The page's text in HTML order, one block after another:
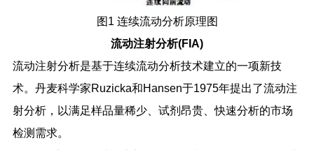
图1 连续流动分析原理图
流动注射分析(FIA)
流动注射分析是基于连续流动分析技术建立的一项新技
术。丹麦科学家Ruzicka和Hansen于1975年提出了流动注
射分析，以满足样品量稀少、试剂昂贵、快速分析的市场
检测需求。